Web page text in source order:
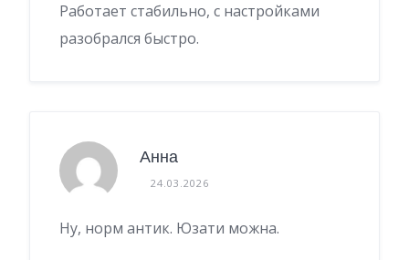
Работает стабильно, с настройками
разобрался быстро.
Анна
24.03.2026
Ну, норм антик. Юзати можна.